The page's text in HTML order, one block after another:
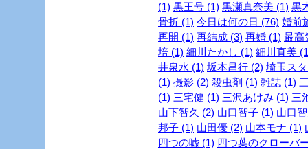
(1) 黒王号 (1) 黒瀬真奈美 (1) 黒
骨折 (1) 今日は何の日 (76) 婚前
再開 (1) 再結成 (3) 再婚 (1) 最高
培 (1) 細川たかし (1) 細川直美
井泉水 (1) 坂本昌行 (2) 埼玉ス
(1) 撮影 (2) 殺虫剤 (1) 雑誌 (1)
(1) 三宅健 (1) 三沢あけみ (1) 三
山下智久 (2) 山口智子 (1) 山口
邦子 (1) 山田優 (2) 山本モナ (1)
四つの嘘 (1) 四つ葉のクローバ